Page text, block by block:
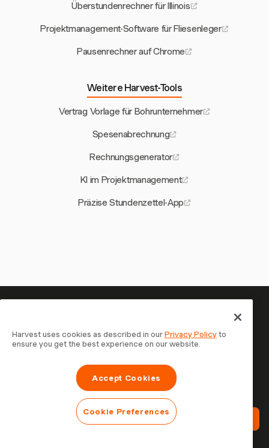
Überstundenrechner für Illinois
Projektmanagement-Software für Fliesenleger
Pausenrechner auf Chrome
Weitere Harvest-Tools
Vertrag Vorlage für Bohrunternehmer
Spesenabrechnung
Rechnungsgenerator
KI im Projektmanagement
Präzise Stundenzettel-App
Ihre Zeit verdient es, erfasst zu
werden — starten Sie jetzt
Schließen Sie sich über 70.000 Unternehmen an, die mit
Harvest Zeit erfassen, Kunden abrechnen und schneller
bezahlt werden. Kostenlos testen, in 30 Sekunden
Harvest Kostenlos Testen
Harvest uses cookies as described in ourPrivacy Policyto
ensure you get the best experience on our website.
Accept Cookies
Cookie Preferences